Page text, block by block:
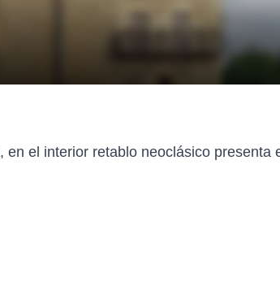
el interior retablo neoclásico presenta